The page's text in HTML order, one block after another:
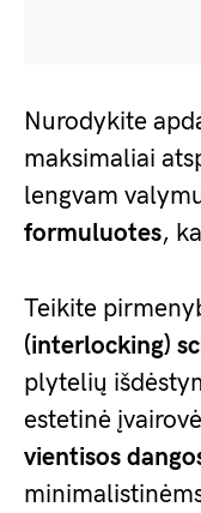
Nurodykite
maksimaliai
lengvam
formuluotes,
Teikite
(interlocking)
plytelių
estetinė
vientisos